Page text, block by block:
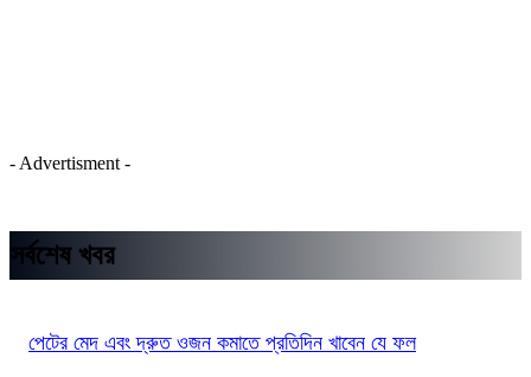
- Advertisment -
সর্বশেষ খবর
পেটের মেদ এবং দ্রুত ওজন কমাতে প্রতিদিন খাবেন যে ফল